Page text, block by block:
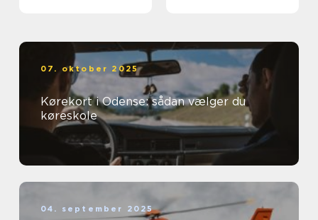
07. oktober 2025
Kørekort i Odense: sådan vælger du
køreskole
04. september 2025